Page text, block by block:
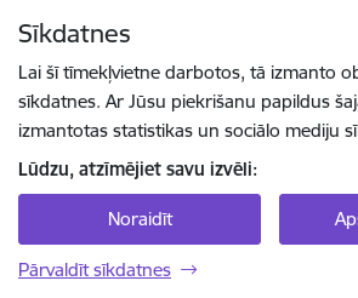
Sīkdatnes
Lai šī tīmekļvietne darbotos, tā izmanto
sīkdatnes. Ar Jūsu piekrišanu papildus
izmantotas statistikas un sociālo mediju
Lūdzu, atzīmējiet savu izvēli:
Noraidīt
Pārvaldīt sīkdatnes